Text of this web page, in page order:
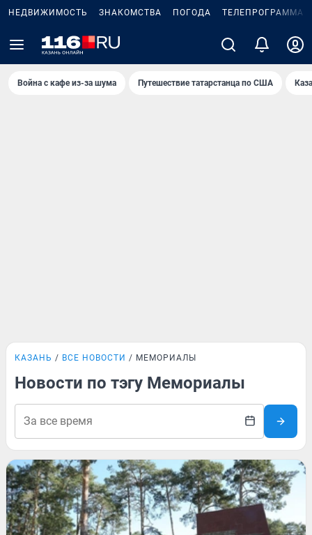
НЕДВИЖИМОСТЬ ЗНАКОМСТВА ПОГОДА ТЕЛЕПРОГРАММА
Война с кафе из-за шума Путешествие татарстанца по США
КАЗАНЬ ВСЕ НОВОСТИ МЕМОРИАЛЫ
Новости по тэгу Мемориалы